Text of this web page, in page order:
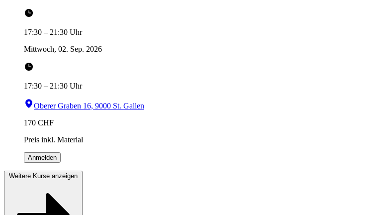
17:30 – 21:30 Uhr
Mittwoch, 02. Sep. 2026
17:30 – 21:30 Uhr
Oberer Graben 16, 9000 St. Gallen
170 CHF
Preis inkl. Material
Anmelden
Weitere Kurse anzeigen